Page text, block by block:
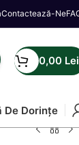
Contactează-Ne
0,00 Lei
De Dorințe